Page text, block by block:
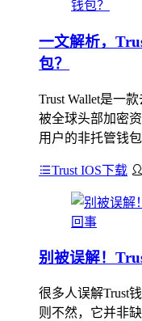
一文解析，
包？
Trust Wallet是一
被全球头部加密
用户的非托管钱
Trust IOS下载
别被误解！
很多人误解Trust
则不然，它并非